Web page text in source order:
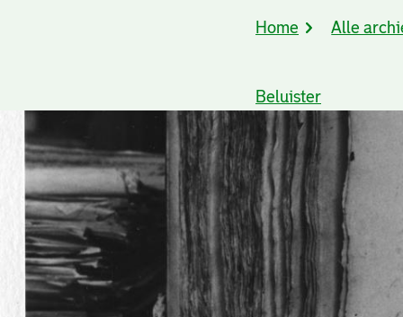
Kruimelpad
Home Alle
Beluister